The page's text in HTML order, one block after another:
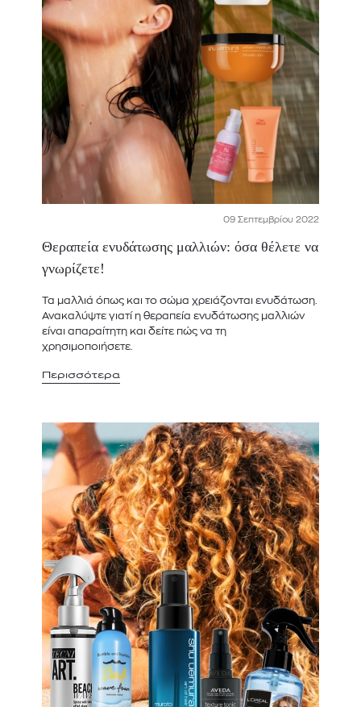
09 Σεπτεμβρίου 2022
Θεραπεία ενυδάτωσης μαλλιών: όσα θέλετε να
γνωρίζετε!
Τα μαλλιά όπως και το σώμα χρειάζονται ενυδάτωση.
Ανακαλύψτε γιατί η θεραπεία ενυδάτωσης μαλλιών
είναι απαραίτητη και δείτε πώς να τη
χρησιμοποιήσετε.
Περισσότερα